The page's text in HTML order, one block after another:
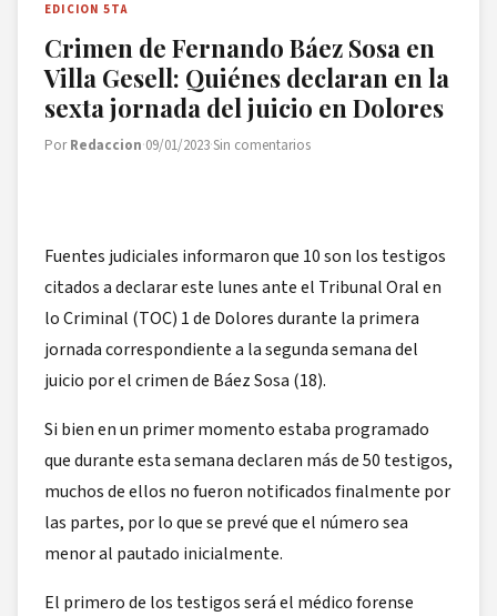
EDICION 5TA
Crimen de Fernando Báez Sosa en
Villa Gesell: Quiénes declaran en la
sexta jornada del juicio en Dolores
PorRedaccion·09/01/2023·Sin comentarios
Fuentes judiciales informaron que 10 son los testigos
citados a declarar este lunes ante el Tribunal Oral en
lo Criminal (TOC) 1 de Dolores durante la primera
jornada correspondiente a la segunda semana del
juicio por el crimen de Báez Sosa (18).
Si bien en un primer momento estaba programado
que durante esta semana declaren más de 50 testigos,
muchos de ellos no fueron notificados finalmente por
las partes, por lo que se prevé que el número sea
menor al pautado inicialmente.
El primero de los testigos será el médico forense